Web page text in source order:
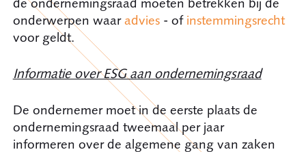
onderwerpen waaradvies- of instemmingsrecht
voor geldt.
Informatie over ESG aan ondernemingsraad
De ondernemer moet in de eerste plaats de
ondernemingsraad tweemaal per jaar
informeren over de algemene gang van zaken